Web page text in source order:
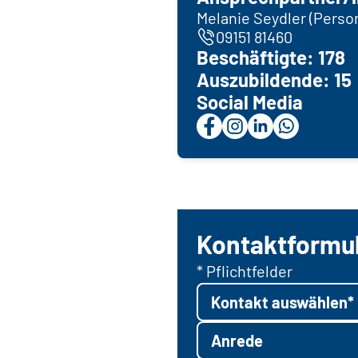
Melanie Seydler
09151 81460
Beschäftigte: 178
Auszubildende: 15
Social Media
* Pflichtfelder
Kontakt auswählen*
Anrede